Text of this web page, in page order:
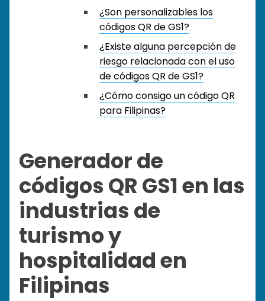
¿Son personalizables los
códigos QR de GS1?
¿Existe alguna percepción de
riesgo relacionada con el uso
de códigos QR de GS1?
¿Cómo consigo un código QR
para Filipinas?
Generador de
códigos QR GS1 en las
industrias de
turismo y
hospitalidad en
Filipinas